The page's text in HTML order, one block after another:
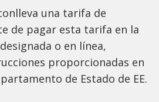
una tarifa de
de pagar esta tarifa en la
o en línea,
proporcionadas en
de Estado de EE.